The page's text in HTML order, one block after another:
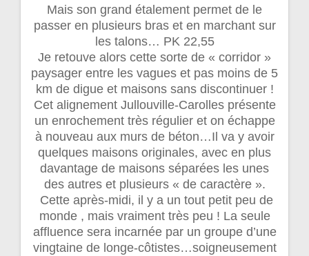
Mais son grand étalement permet de le
passer en plusieurs bras et en marchant sur
les talons… PK 22,55
Je retouve alors cette sorte de « corridor »
paysager entre les vagues et pas moins de 5
km de digue et maisons sans discontinuer !
Cet alignement Jullouville-Carolles présente
un enrochement très régulier et on échappe
à nouveau aux murs de béton…Il va y avoir
quelques maisons originales, avec en plus
davantage de maisons séparées les unes
des autres et plusieurs « de caractère ».
Cette après-midi, il y a un tout petit peu de
monde , mais vraiment très peu ! La seule
affluence sera incarnée par un groupe d’une
vingtaine de longe-côtistes…soigneusement